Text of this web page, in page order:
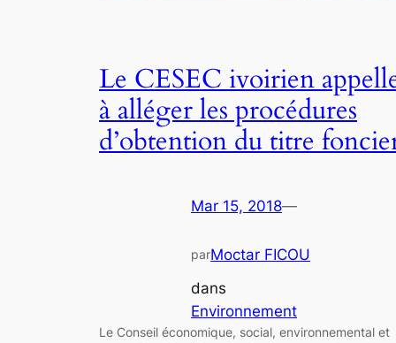
Le CESEC ivoirien
à alléger les procédures
d’obtention du titre
Mar 15, 2018—
parMoctar FICOU
dans
Environnement
Le Conseil économique, social, environnemental et